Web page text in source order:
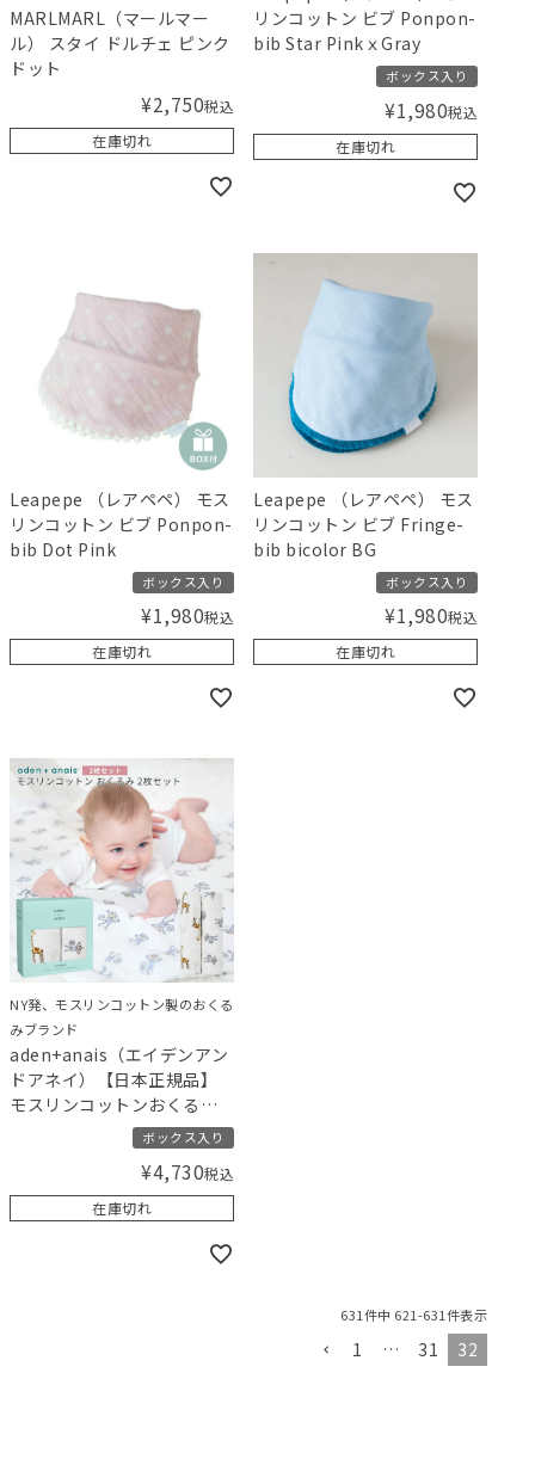
MARLMARL（マールマー
ル） スタイ ドルチェ ピンク
ドット
¥2,750税込
在庫切れ
リンコットン ビブ Ponpon-
bib Star PinkｘGray
ボックス入り
¥1,980税込
在庫切れ
Leapepe （レアペペ） モス
リンコットン ビブ Ponpon-
bib Dot Pink
ボックス入り
¥1,980税込
在庫切れ
Leapepe （レアペペ） モス
リンコットン ビブ Fringe-
bib bicolor BG
ボックス入り
¥1,980税込
在庫切れ
NY発、モスリンコットン製のおくる
みブランド
aden+anais（エイデンアン
ドアネイ）【日本正規品】
モスリンコットンおくる
み 2枚セット ジャングルジ
ャム jungle jam swaddle 2
ボックス入り
¥4,730税込
在庫切れ
631件中 621-631件表示
1 … 31 32